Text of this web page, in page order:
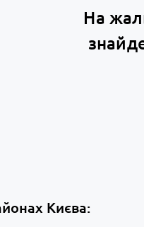
На
Києва: